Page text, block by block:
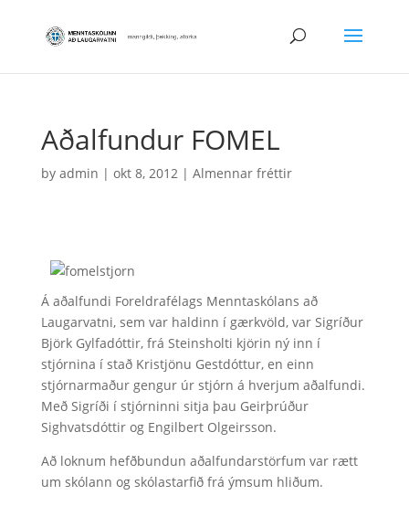
Aðalfundur FOMEL
by admin | okt 8, 2012| Almennar fréttir
Á aðalfundi Foreldrafélags Menntaskólans að
Laugarvatni, sem var haldinn í gærkvöld, var Sigríður
Björk Gylfadóttir, frá Steinsholti kjörin ný inn í
stjórnina í stað Kristjönu Gestdóttur, en einn
stjórnarmaður gengur úr stjórn á hverjum aðalfundi.
Með Sigríði í stjórninni sitja þau Geirþrúður
Sighvatsdóttir og Engilbert Olgeirsson.
Að loknum hefðbundun aðalfundarstörfum var rætt
um skólann og skólastarfið frá ýmsum hliðum.